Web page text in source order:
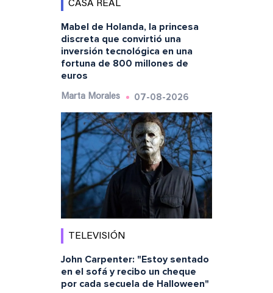
CASA REAL
Mabel de Holanda, la princesa
discreta que convirtió una
inversión tecnológica en una
fortuna de 800 millones de
euros
Marta Morales 07-08-2026
TELEVISIÓN
John Carpenter: "Estoy sentado
en el sofá y recibo un cheque
por cada secuela de Halloween"